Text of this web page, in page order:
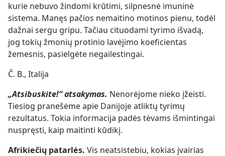
kurie nebuvo žindomi krūtimi, silpnesnė imuninė
sistema. Manęs pačios nemaitino motinos pienu, todėl
dažnai sergu gripu. Tačiau cituodami tyrimo išvadą,
jog tokių žmonių protinio lavėjimo koeficientas
žemesnis, pasielgėte negailestingai.
Č. B., Italija
„Atsibuskite!“ atsakymas. Nenorėjome nieko įžeisti.
Tiesiog pranešėme apie Danijoje atliktų tyrimų
rezultatus. Tokia informacija padės tėvams išmintingai
nuspręsti, kaip maitinti kūdikį.
Afrikiečių patarlės. Vis neatsistebiu, kokias įvairias